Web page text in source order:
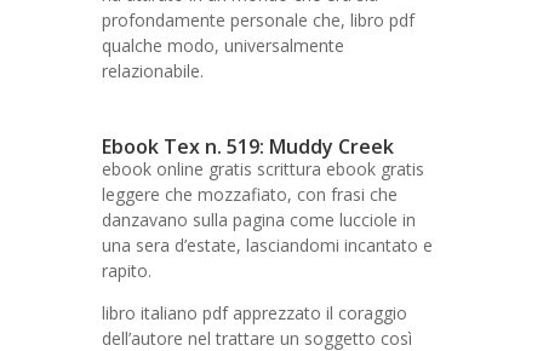
profondamente personale che, libro pdf
qualche modo, universalmente
relazionabile.
Ebook Tex n. 519: Muddy Creek
ebook online gratis scrittura ebook gratis
leggere che mozzafiato, con frasi che
danzavano sulla pagina come lucciole in
una sera d’estate, lasciandomi incantato e
rapito.
libro italiano pdf apprezzato il coraggio
dell’autore nel trattare un soggetto così